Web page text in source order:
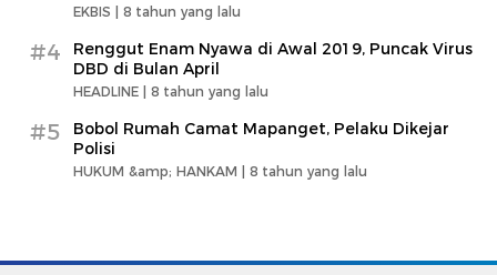
EKBIS | 8 tahun yang lalu
#4
Renggut Enam Nyawa di Awal 2019, Puncak Virus
DBD di Bulan April
HEADLINE | 8 tahun yang lalu
#5
Bobol Rumah Camat Mapanget, Pelaku Dikejar
Polisi
HUKUM &amp; HANKAM | 8 tahun yang lalu